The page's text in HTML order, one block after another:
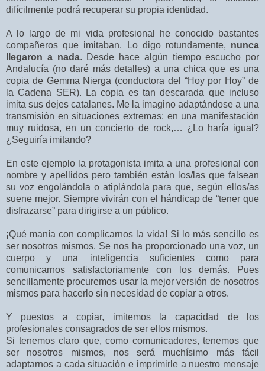
difícilmente podrá recuperar su propia identidad.
A lo largo de mi vida profesional he conocido bastantes
compañeros que imitaban. Lo digo rotundamente, nunca
llegaron a nada. Desde hace algún tiempo escucho por
Andalucía (no daré más detalles) a una chica que es una
copia de Gemma Nierga (conductora del “Hoy por Hoy” de
la Cadena SER). La copia es tan descarada que incluso
imita sus dejes catalanes. Me la imagino adaptándose a una
transmisión en situaciones extremas: en una manifestación
muy ruidosa, en un concierto de rock,… ¿Lo haría igual?
¿Seguiría imitando?
En este ejemplo la protagonista imita a una profesional con
nombre y apellidos pero también están los/las que falsean
su voz engolándola o atiplándola para que, según ellos/as
suene mejor. Siempre vivirán con el hándicap de “tener que
disfrazarse” para dirigirse a un público.
¡Qué manía con complicarnos la vida! Si lo más sencillo es
ser nosotros mismos. Se nos ha proporcionado una voz, un
cuerpo y una inteligencia suficientes como para
comunicarnos satisfactoriamente con los demás. Pues
sencillamente procuremos usar la mejor versión de nosotros
mismos para hacerlo sin necesidad de copiar a otros.
Y puestos a copiar, imitemos la capacidad de los
profesionales consagrados de ser ellos mismos.
Si tenemos claro que, como comunicadores, tenemos que
ser nosotros mismos, nos será muchísimo más fácil
adaptarnos a cada situación e imprimirle a nuestro mensaje